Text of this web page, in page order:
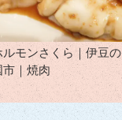
ルモンさくら｜伊豆の
市｜焼肉